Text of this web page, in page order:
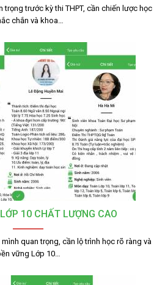
trọng trước kỳ thi THPT, cần chiến lược học
chắn và khoa…
10 CHẤT LƯỢNG CAO
quan trọng, cần lộ trình học rõ ràng và
vững Lớp 10…